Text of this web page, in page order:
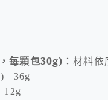
每顆包30g) ：材料
) 36g
12g